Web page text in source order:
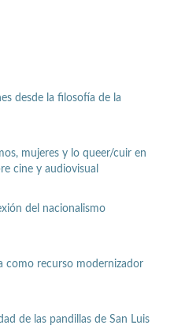
desde la filosofía de la
mujeres y lo queer/cuir en
cine y audiovisual
del nacionalismo
como recurso modernizador
de las pandillas de San Luis